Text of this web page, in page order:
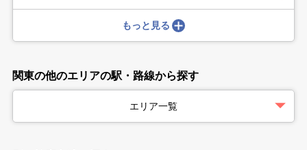
もっと見る
関東の他のエリアの駅・路線から探す
エリア一覧